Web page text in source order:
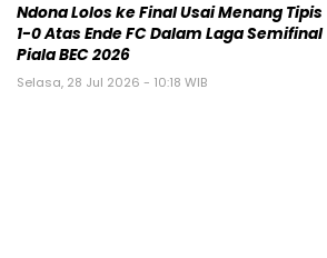
Ndona Lolos ke Final Usai Menang Tipis
1-0 Atas Ende FC Dalam Laga Semifinal
Piala BEC 2026
Selasa, 28 Jul 2026 - 10:18 WIB